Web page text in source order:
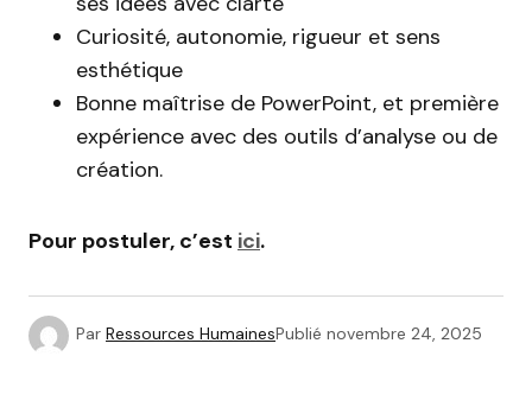
Curiosité, autonomie, rigueur et sens
esthétique
Bonne maîtrise de PowerPoint, et première
expérience avec des outils d’analyse ou de
création.
Pour postuler, c’est ici.
Par Ressources HumainesPublié novembre 24, 2025